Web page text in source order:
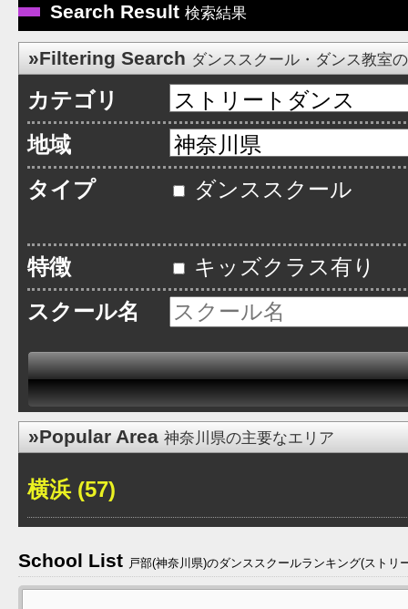
Search Result 検索結果
»Filtering Search ダンススクール・ダンス教室
カテゴリ
地域
タイプ
ダンススクール
特徴
キッズクラス有り
スクール名
»Popular Area神奈川県の主要なエリア
横浜 (57)
School List 戸部(神奈川県)のダンススクールランキング(ストリ